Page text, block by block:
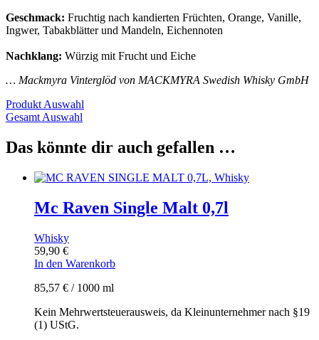
Geschmack: Fruchtig nach kandierten Früchten, Orange, Vanille,
Ingwer, Tabakblätter und Mandeln, Eichennoten
Nachklang: Würzig mit Frucht und Eiche
… Mackmyra Vinterglöd von MACKMYRA Swedish Whisky GmbH
Produkt Auswahl
Gesamt Auswahl
Das könnte dir auch gefallen …
Mc Raven Single Malt 0,7l
Whisky
59,90 €
In den Warenkorb
85,57 € / 1000 ml
Kein Mehrwertsteuerausweis, da Kleinunternehmer nach §19
(1) UStG.